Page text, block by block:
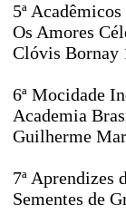
5ª
Os Amores
Clóvis Bornay
6ª Mocidade
Academia
Guilherme
7ª Aprendizes
Sementes de